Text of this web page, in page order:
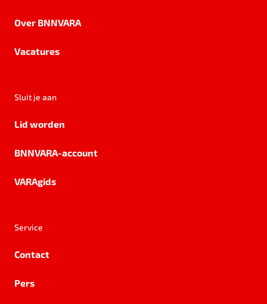
Over BNNVARA
Vacatures
Sluit je aan
Lid worden
BNNVARA-account
VARAgids
Service
Contact
Pers